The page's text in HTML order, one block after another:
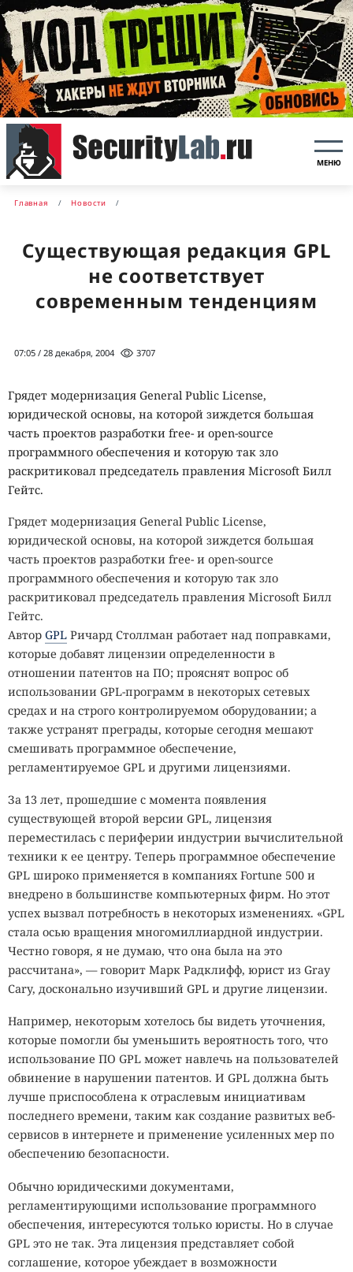
МЕНЮ
Главная Новости
Существующая редакция GPL
не соответствует
современным тенденциям
07:05 / 28 декабря, 2004 3707
Грядет модернизация General Public License,
юридической основы, на которой зиждется большая
часть проектов разработки free- и open-source
программного обеспечения и которую так зло
раскритиковал председатель правления Microsoft Билл
Гейтс.
Грядет модернизация General Public License,
юридической основы, на которой зиждется большая
часть проектов разработки free- и open-source
программного обеспечения и которую так зло
раскритиковал председатель правления Microsoft Билл
Гейтс.
Автор GPL Ричард Столлман работает над поправками,
которые добавят лицензии определенности в
отношении патентов на ПО; прояснят вопрос об
использовании GPL-программ в некоторых сетевых
средах и на строго контролируемом оборудовании; а
также устранят преграды, которые сегодня мешают
смешивать программное обеспечение,
регламентируемое GPL и другими лицензиями.
За 13 лет, прошедшие с момента появления
существующей второй версии GPL, лицензия
переместилась с периферии индустрии вычислительной
техники к ее центру. Теперь программное обеспечение
GPL широко применяется в компаниях Fortune 500 и
внедрено в большинстве компьютерных фирм. Но этот
успех вызвал потребность в некоторых изменениях. «GPL
стала осью вращения многомиллиардной индустрии.
Честно говоря, я не думаю, что она была на это
рассчитана», — говорит Марк Радклифф, юрист из Gray
Cary, досконально изучивший GPL и другие лицензии.
Например, некоторым хотелось бы видеть уточнения,
которые помогли бы уменьшить вероятность того, что
использование ПО GPL может навлечь на пользователей
обвинение в нарушении патентов. И GPL должна быть
лучше приспособлена к отраслевым инициативам
последнего времени, таким как создание развитых веб-
сервисов в интернете и применение усиленных мер по
обеспечению безопасности.
Обычно юридическими документами,
регламентирующими использование программного
обеспечения, интересуются только юристы. Но в случае
GPL это не так. Эта лицензия представляет собой
соглашение, которое убеждает в возможности